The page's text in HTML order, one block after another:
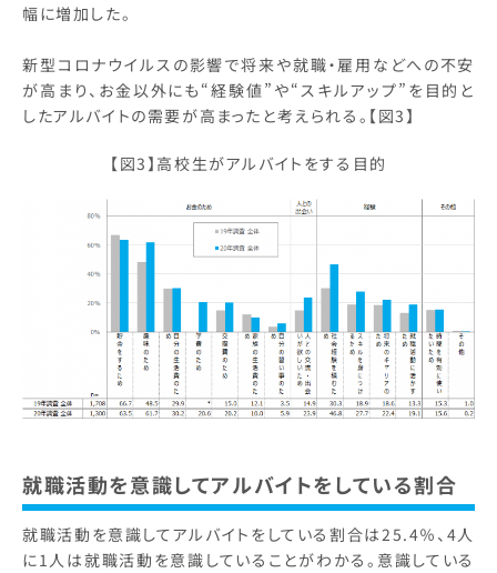
幅に増加した。
新型コロナウイルスの影響で将来や就職・雇用などへの不安
が高まり、お金以外にも“経験値”や“スキルアップ”を目的と
したアルバイトの需要が高まったと考えられる。【図3】
【図3】高校生がアルバイトをする目的
就職活動を意識してアルバイトをしている割合
就職活動を意識してアルバイトをしている割合は25.4％、4人
に1人は就職活動を意識していることがわかる。意識している